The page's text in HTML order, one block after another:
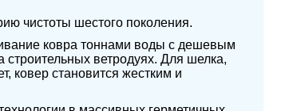
чистоты шестого поколения.
ковра тоннами воды с дешевым
ветродуях. Для шелка,
ковер становится жестким и